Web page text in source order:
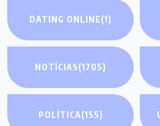
DATING ONLINE(1)
NOTÍCIAS(1705)
POLÍTICA(155)